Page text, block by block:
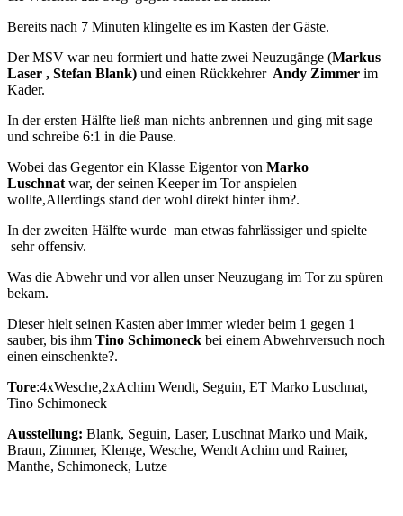
Bereits nach 7 Minuten klingelte es im Kasten der Gäste.
Der MSV war neu formiert und hatte zwei Neuzugänge (Markus
Laser , Stefan Blank) und einen Rückkehrer Andy Zimmer im
Kader.
In der ersten Hälfte ließ man nichts anbrennen und ging mit sage
und schreibe 6:1 in die Pause.
Wobei das Gegentor ein Klasse Eigentor von Marko
Luschnat war, der seinen Keeper im Tor anspielen
wollte,Allerdings stand der wohl direkt hinter ihm?.
In der zweiten Hälfte wurde man etwas fahrlässiger und spielte
sehr offensiv.
Was die Abwehr und vor allen unser Neuzugang im Tor zu spüren
bekam.
Dieser hielt seinen Kasten aber immer wieder beim 1 gegen 1
sauber, bis ihm Tino Schimoneck bei einem Abwehrversuch noch
einen einschenkte?.
Tore:4xWesche,2xAchim Wendt, Seguin, ET Marko Luschnat,
Tino Schimoneck
Ausstellung: Blank, Seguin, Laser, Luschnat Marko und Maik,
Braun, Zimmer, Klenge, Wesche, Wendt Achim und Rainer,
Manthe, Schimoneck, Lutze